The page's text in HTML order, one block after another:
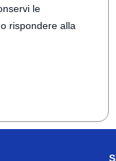
le
rispondere alla